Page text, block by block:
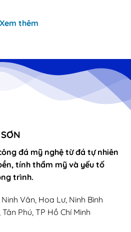
Xem thêm
đá mỹ nghệ từ đá tự nhiên
tính thẩm mỹ và yếu tố
trình.
Vân, Hoa Lư, Ninh Bình
Phú, TP Hồ Chí Minh